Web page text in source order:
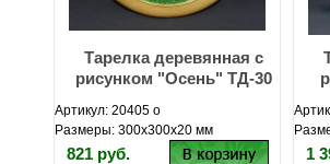
Тарелка деревянная с
рисунком "Осень" ТД-30
Артикул: 20405 о
Размеры: 300х300х20 мм
821 руб. 1